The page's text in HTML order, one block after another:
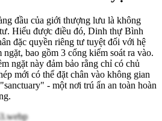
đầu của giới thượng lưu là không
Hiểu được điều đó, Dinh thự Bình
đặc quyền riêng tư tuyệt đối với hệ
bao gồm 3 cổng kiểm soát ra vào.
ngặt này đảm bảo rằng chỉ có chủ
mới có thể đặt chân vào không gian
- một nơi trú ẩn an toàn hoàn